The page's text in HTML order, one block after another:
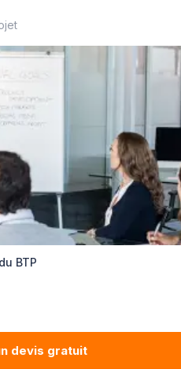
BTP
devis gratuit